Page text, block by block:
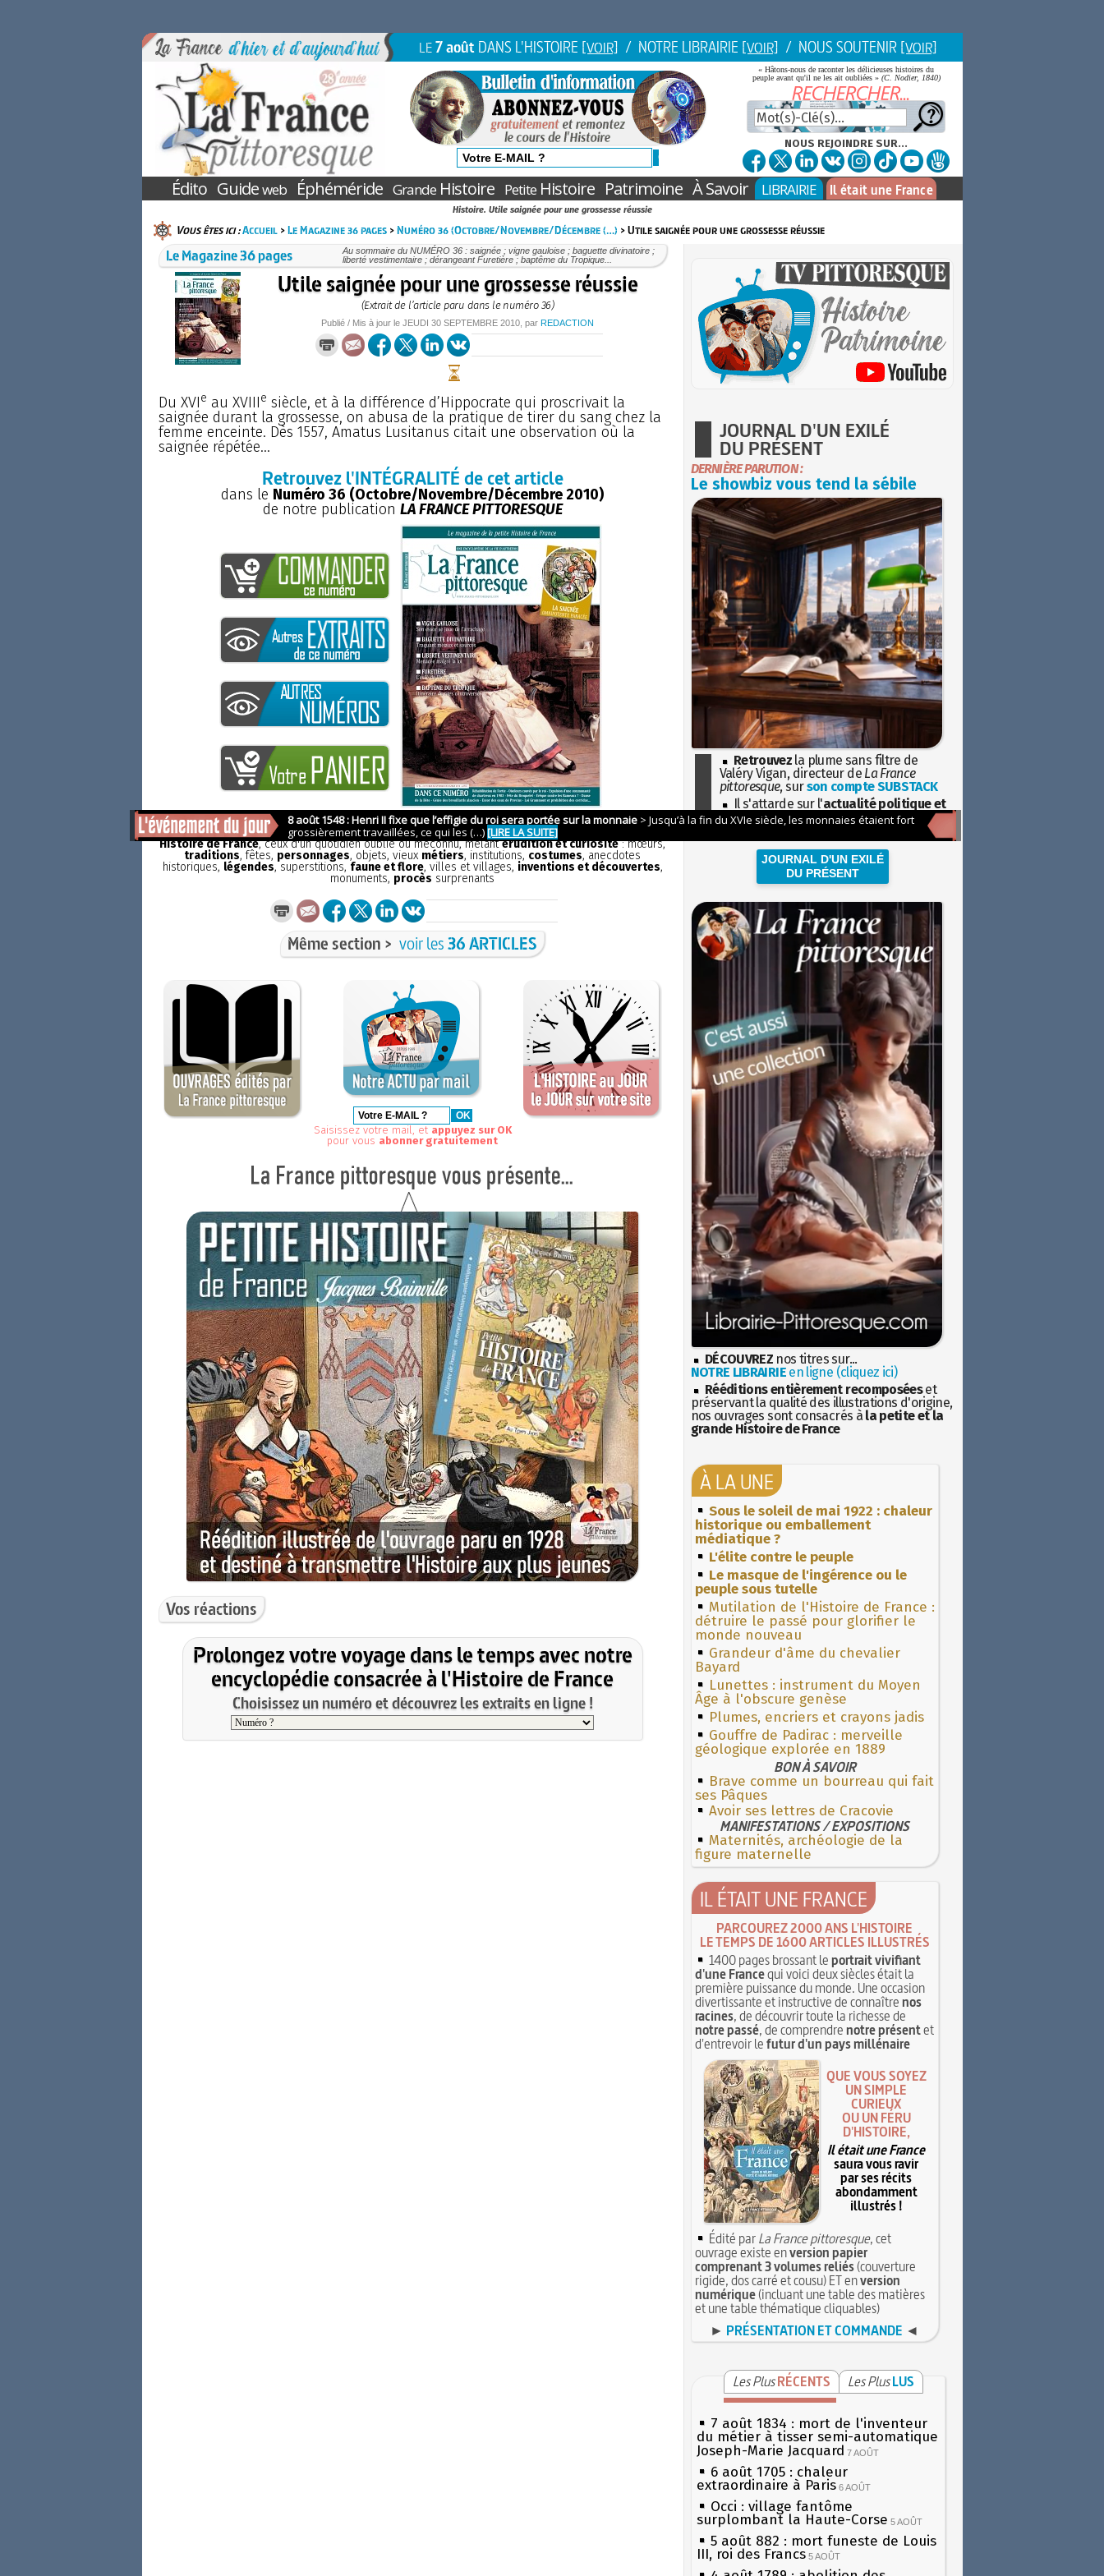
LE7 août DANS L'HISTOIRE [VOIR] / NOTRE LIBRAIRIE [VOIR] / NOUS SOUTENIR [VOIR]
« Hâtons-nous de raconter les délicieuses histoires du
peuple avant qu'il ne les ait oubliées » (C. Nodier, 1840)
NOUS REJOINDRE SUR...
Édito Guideweb Éphéméride GrandeHistoire PetiteHistoire Patrimoine À Savoir LIBRAIRIE Il était une France
Histoire. Utile saignée pour une grossesse réussie
Vous êtes ici :Accueil>Le Magazine 36 pages>Numéro 36 (Octobre/Novembre/Décembre (…) > Utile saignée pour une grossesse réussie
Le Magazine 36 pages
Au sommaire du NUMÉRO 36 : saignée ; vigne gauloise ; baguette divinatoire ;
liberté vestimentaire ; dérangeant Furetière ; baptême du Tropique...
Utile saignée pour une grossesse réussie
(Extrait de l’article paru dans le numéro 36)
Publié / Mis à jour le JEUDI 30 SEPTEMBRE 2010 , par REDACTION
Du XVIe au XVIIIe siècle, et à la différence d’Hippocrate qui proscrivait la
saignée durant la grossesse, on abusa de la pratique de tirer du sang chez la
femme enceinte. Dès 1557, Amatus Lusitanus citait une observation où la
saignée répétée...
Retrouvez l'INTÉGRALITÉ de cet article
dans le Numéro 36 (Octobre/Novembre/Décembre 2010)
de notre publication LA FRANCE PITTORESQUE
La France pittoresqueN° 36
La France pittoresque
est une publicationsans publicitéet aborde tous les aspects de la petite
Histoire de France, ceux d'un quotidien oublié ou méconnu, mêlantérudition et curiosité: mœurs,
traditions, fêtes, personnages, objets, vieux métiers, institutions, costumes, anecdotes
historiques, légendes, superstitions, faune et flore, villes et villages, inventions et découvertes,
monuments, procès surprenants
Même section > voir les36 ARTICLES
Saisissez votre mail, et appuyez sur OK
pour vous abonner gratuitement
Vos réactions
Prolongez votre voyage dans le temps avec notre
encyclopédie consacrée à l'Histoire de France
Choisissez un numéro et découvrez les extraits en ligne !
JOURNAL D'UN EXILÉ
DU PRÉSENT
DERNIÈRE PARUTION :
Le showbiz vous tend la sébile
Retrouvez la plume sans filtre de
Valéry Vigan, directeur de La France
pittoresque, surson compte SUBSTACK
Il s'attarde sur l'actualité politique et
sociétaleavec la hauteur de vue de
JOURNAL D'UN EXILÉ
DU PRÉSENT
DÉCOUVREZ nos titres sur...
NOTRE LIBRAIRIEen ligne (cliquez ici)
Rééditions entièrement recomposéeset
préservant la qualité des illustrations d'origine,
nos ouvrages sont consacrés à la petite et la
grande Histoire de France
À LA UNE
Sous le soleil de mai 1922 : chaleur
historique ou emballement
médiatique ?
L'élite contre le peuple
Le masque de l'ingérence ou le
peuple sous tutelle
Mutilation de l'Histoire de France :
détruire le passé pour glorifier le
monde nouveau
Grandeur d'âme du chevalier
Bayard
Lunettes : instrument du Moyen
Âge à l'obscure genèse
Plumes, encriers et crayons jadis
Gouffre de Padirac : merveille
géologique explorée en 1889
BON À SAVOIR
Brave comme un bourreau qui fait
ses Pâques
Avoir ses lettres de Cracovie
MANIFESTATIONS / EXPOSITIONS
Maternités, archéologie de la
figure maternelle
IL ÉTAIT UNE FRANCE
PARCOUREZ 2000 ANS L'HISTOIRE
LE TEMPS DE 1600 ARTICLES ILLUSTRÉS
1400 pages brossant leportrait vivifiant
d'une Francequi voici deux siècles était la
première puissance du monde. Une occasion
divertissante et instructive de connaîtrenos
racines, de découvrir toute la richesse de
notre passé, de comprendrenotre présentet
d'entrevoir lefutur d'un pays millénaire
QUE VOUS SOYEZ
UN SIMPLE
CURIEUX
OU UN FÉRU
D'HISTOIRE,
Il était une France
saura vous ravir
par ses récits
abondamment
illustrés !
Édité parLa France pittoresque, cet
ouvrage existe enversion papier
comprenant 3 volumes reliés(couverture
rigide, dos carré et cousu) ET enversion
numérique(incluant une table des matières
et une table thématique cliquables)
► PRÉSENTATION ET COMMANDE ◄
Les Plus RÉCENTS Les Plus LUS
7 août 1834 : mort de l'inventeur
du métier à tisser semi-automatique
Joseph-Marie Jacquard 7 AOÛT
6 août 1705 : chaleur
extraordinaire à Paris 6 AOÛT
Occi : village fantôme
surplombant la Haute-Corse 5 AOÛT
5 août 882 : mort funeste de Louis
III, roi des Francs 5 AOÛT